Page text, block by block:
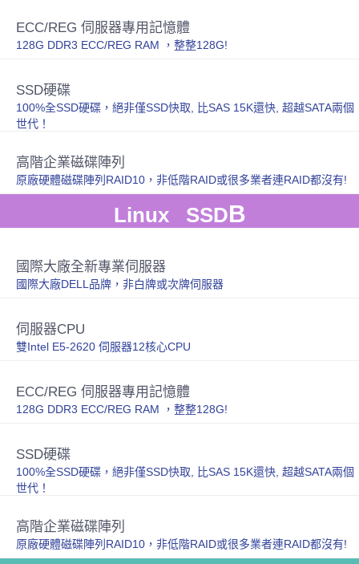
ECC/REG 伺服器專用記憶體
128G DDR3 ECC/REG RAM ，整整128G!
SSD硬碟
100%全SSD硬碟，絕非僅SSD快取, 比SAS 15K還快, 超越SATA兩個
世代！
高階企業磁碟陣列
原廠硬體磁碟陣列RAID10，非低階RAID或很多業者連RAID都沒有!
Linux SSDB
國際大廠全新專業伺服器
國際大廠DELL品牌，非白牌或次牌伺服器
伺服器CPU
雙Intel E5-2620 伺服器12核心CPU
ECC/REG 伺服器專用記憶體
128G DDR3 ECC/REG RAM ，整整128G!
SSD硬碟
100%全SSD硬碟，絕非僅SSD快取, 比SAS 15K還快, 超越SATA兩個
世代！
高階企業磁碟陣列
原廠硬體磁碟陣列RAID10，非低階RAID或很多業者連RAID都沒有!